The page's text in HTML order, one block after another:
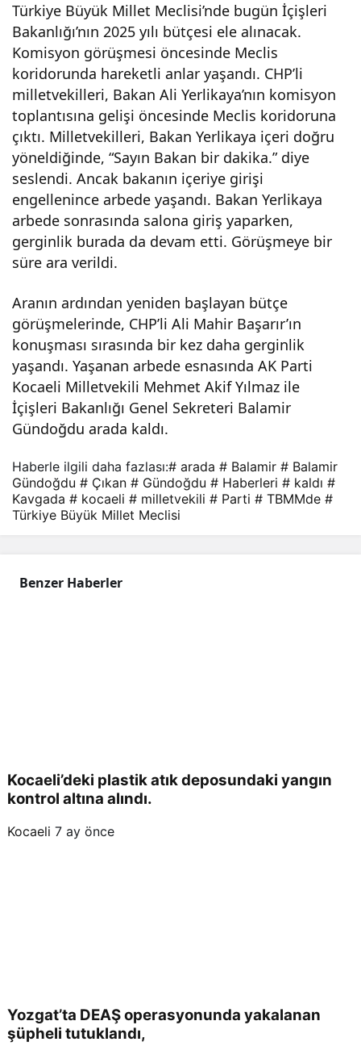
Türkiye Büyük Millet Meclisi’nde bugün İçişleri
Bakanlığı’nın 2025 yılı bütçesi ele alınacak.
Komisyon görüşmesi öncesinde Meclis
koridorunda hareketli anlar yaşandı. CHP’li
milletvekilleri, Bakan Ali Yerlikaya’nın komisyon
toplantısına gelişi öncesinde Meclis koridoruna
çıktı. Milletvekilleri, Bakan Yerlikaya içeri doğru
yöneldiğinde, “Sayın Bakan bir dakika.” diye
seslendi. Ancak bakanın içeriye girişi
engellenince arbede yaşandı. Bakan Yerlikaya
arbede sonrasında salona giriş yaparken,
gerginlik burada da devam etti. Görüşmeye bir
süre ara verildi.
Aranın ardından yeniden başlayan bütçe
görüşmelerinde, CHP’li Ali Mahir Başarır’ın
konuşması sırasında bir kez daha gerginlik
yaşandı. Yaşanan arbede esnasında AK Parti
Kocaeli Milletvekili Mehmet Akif Yılmaz ile
İçişleri Bakanlığı Genel Sekreteri Balamir
Gündoğdu arada kaldı.
a
AK
Part
i
mill
etve
ve
Bala
mir
Gün
doğ
Haberle ilgili daha fazlası:# arada # Balamir # Balamir
Gündoğdu # Çıkan # Gündoğdu # Haberleri # kaldı #
Kavgada # kocaeli # milletvekili # Parti # TBMMde #
Türkiye Büyük Millet Meclisi
Benzer Haberler
Kocaeli’deki plastik atık deposundaki yangın
kontrol altına alındı.
Kocaeli 7 ay önce
Yozgat’ta DEAŞ operasyonunda yakalanan
şüpheli tutuklandı,